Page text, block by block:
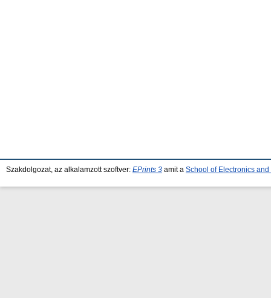
Szakdolgozat, az alkalamzott szoftver: EPrints 3 amit a School of Electronics